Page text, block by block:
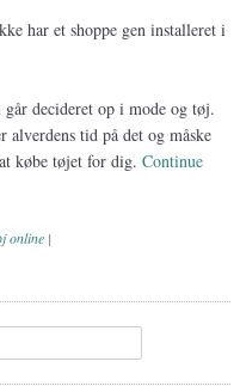
har et shoppe gen installeret i
decideret op i mode og tøj.
tid på det og måske
købe tøjet for dig. Continue
online |